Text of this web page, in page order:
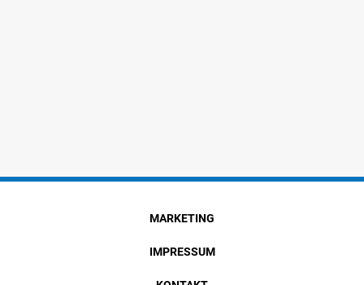
MARKETING
IMPRESSUM